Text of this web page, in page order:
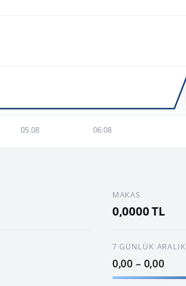
05.08 06.08
MAKAS
0,0000 TL
7 GÜNLÜK ARALIK
0,00 – 0,00